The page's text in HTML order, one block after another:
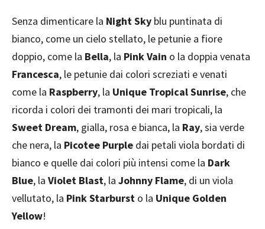
Senza dimenticare la Night Sky blu puntinata di
bianco, come un cielo stellato, le petunie a fiore
doppio, come la Bella, la Pink Vain o la doppia venata
Francesca, le petunie dai colori screziati e venati
come la Raspberry, la Unique Tropical Sunrise, che
ricorda i colori dei tramonti dei mari tropicali, la
Sweet Dream, gialla, rosa e bianca, la Ray, sia verde
che nera, la Picotee Purple dai petali viola bordati di
bianco e quelle dai colori più intensi come la Dark
Blue, la Violet Blast, la Johnny Flame, di un viola
vellutato, la Pink Starburst o la Unique Golden
Yellow!